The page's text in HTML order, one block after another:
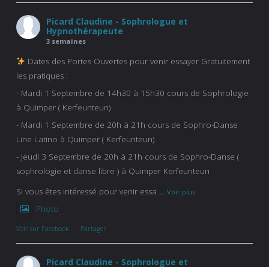
Picard Claudine - Sophrologue et
Hypnothérapeute
3 semaines
Dates des Portes Ouvertes pour venir essayer Gratuitement
les pratiques :
- Mardi 1 Septembre de 14h30 à 15h30 cours de Sophrologie
à Quimper ( Kerfeunteun)
- Mardi 1 Septembre de 20h à 21h cours de Sophro-Danse
Line Latino à Quimper ( Kerfeunteun)
- Jeudi 3 Septembre de 20h à 21h cours de Sophro-Danse (
sophrologie et danse libre ) à Quimper Kerfeunteun
Si vous êtes intéressé pour venir essa ... Voir plus
Photo
Voir sur Facebook · Partager
Picard Claudine - Sophrologue et